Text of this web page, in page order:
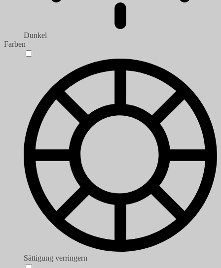
Dunkel
Farben
Sättigung verringern